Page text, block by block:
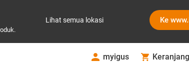
Lihat semua lokasi Ke
myigus